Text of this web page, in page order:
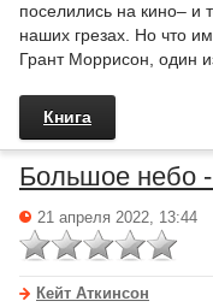
поселились на кино– и
наших грезах. Но что
Грант Моррисон, один
Книга
Большое небо
21 апреля 2022, 13:44
Кейт Аткинсон